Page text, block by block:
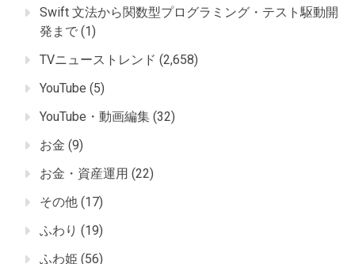
Swift 文法から関数型プログラミング・テスト駆動開
発まで (1)
TVニューストレンド (2,658)
YouTube (5)
YouTube・動画編集 (32)
お金 (9)
お金・資産運用 (22)
その他 (17)
ふわり (19)
ふわ姫 (56)